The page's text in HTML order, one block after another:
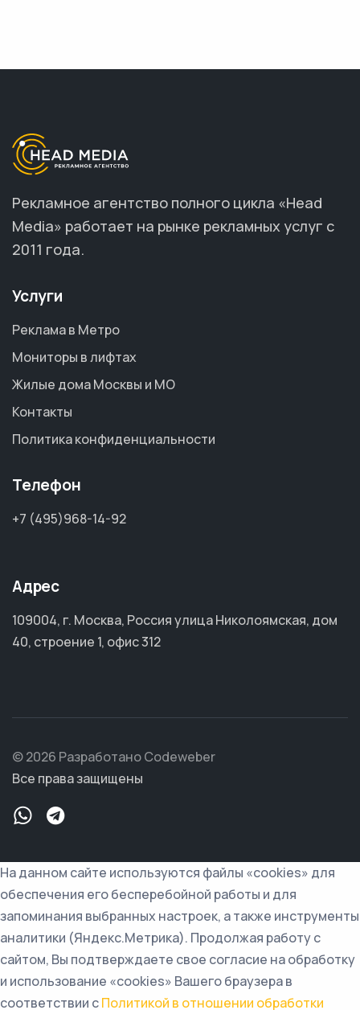
Рекламное агентство полного цикла «Head
Media» работает на рынке рекламных услуг с
2011 года.
Услуги
Реклама в Метро
Мониторы в лифтах
Жилые дома Москвы и МО
Контакты
Политика конфиденциальности
Телефон
+7 (495)968-14-92
Адрес
109004, г. Москва, Россия улица Николоямская, дом
40, строение 1, офис 312
© 2026 Разработано Codeweber
Все права защищены
На данном сайте используются файлы «cookies» для
обеспечения его бесперебойной работы и для
запоминания выбранных настроек, а также инструменты
аналитики (Яндекс.Метрика). Продолжая работу с
сайтом, Вы подтверждаете свое согласие на обработку
и использование «cookies» Вашего браузера в
соответствии сПолитикой в отношении обработки